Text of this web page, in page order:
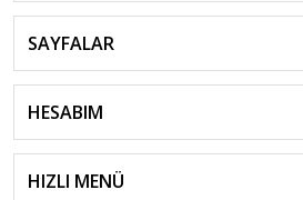
SAYFALAR
HESABIM
HIZLI MENÜ